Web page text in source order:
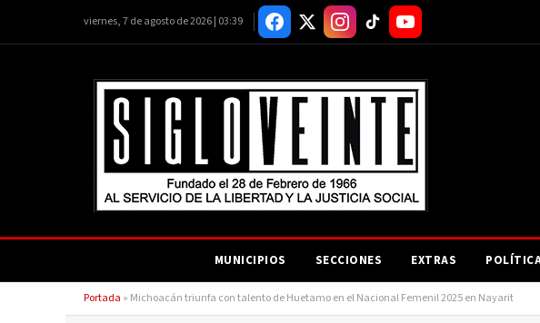
viernes, 7 de agosto de 2026 | 03:39
MUNICIPIOS SECCIONES EXTRAS
Portada » Michoacán triunfa con talento de Huetamo en el Nacional Femenil 2025 en Nayarit